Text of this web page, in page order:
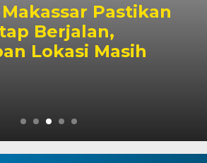
Pastikan
Berjalan,
Lokasi Masih